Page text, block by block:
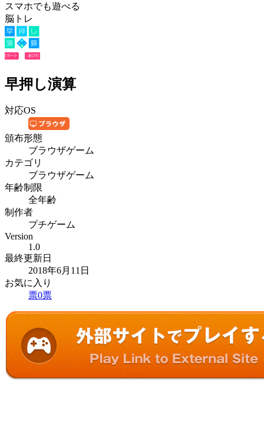
スマホでも遊べる
脳トレ
早押し演算
対応OS
頒布形態
ブラウザゲーム
カテゴリ
ブラウザゲーム
年齢制限
全年齢
制作者
プチゲーム
Version
1.0
最終更新日
2018年6月11日
お気に入り
票0票